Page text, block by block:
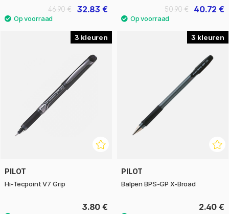
32.83 €
46.90 € 40.72 €
50.90 €
3
PILOT
Hi-Tecpoint V7 Grip
3.80 €
3
PILOT
Balpen BPS-GP X-Broad
2.40 €